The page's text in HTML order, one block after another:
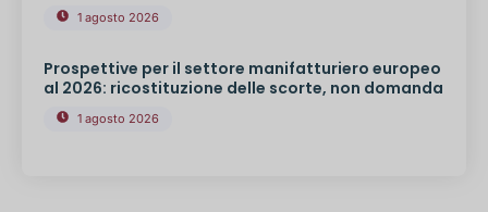
1 agosto 2026
Prospettive per il settore manifatturiero europeo
al 2026: ricostituzione delle scorte, non domanda
1 agosto 2026